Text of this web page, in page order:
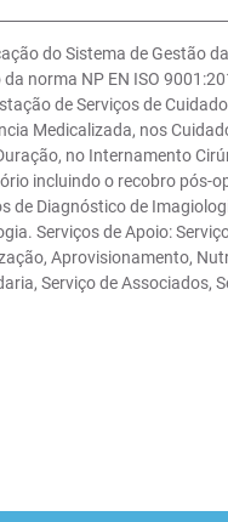
do Sistema de Gestão
norma NP EN ISO
de Serviços de
Medicalizada, nos
no Internamento
incluindo o recobro pós-
de Diagnóstico de
Serviços de Apoio:
Aprovisionamento,
Serviço de Associados,